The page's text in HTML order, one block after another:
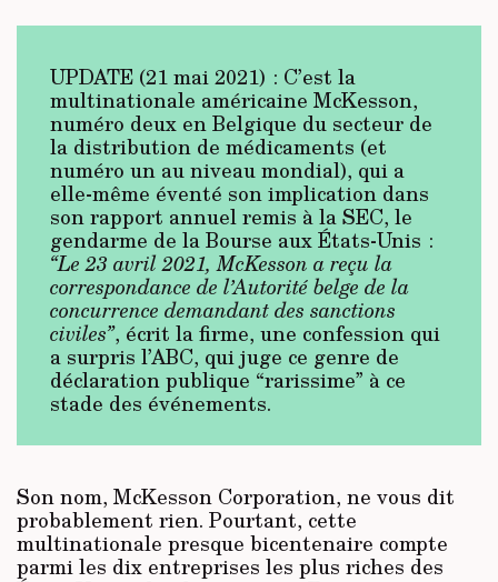
UPDATE (21 mai 2021) : C’est la
multinationale américaine McKesson,
numéro deux en Belgique du secteur de
la distribution de médicaments (et
numéro un au niveau mondial), qui a
elle-même éventé son implication dans
son rapport annuel remis à la SEC, le
gendarme de la Bourse aux États-Unis :
“Le 23 avril 2021, McKesson a reçu la
correspondance de l’Autorité belge de la
concurrence demandant des sanctions
civiles”, écrit la firme, une confession qui
a surpris l’ABC, qui juge ce genre de
déclaration publique “rarissime” à ce
stade des événements.
Son nom, McKesson Corporation, ne vous dit
probablement rien. Pourtant, cette
multinationale presque bicentenaire compte
parmi les dix entreprises les plus riches des